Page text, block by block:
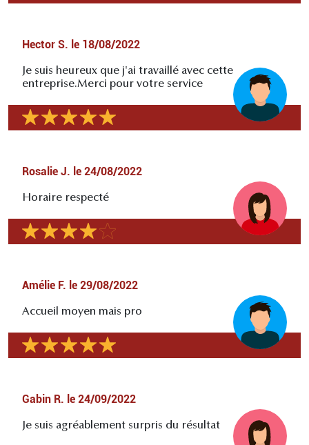
Hector S. le 18/08/2022
Je suis heureux que j'ai travaillé avec cette
entreprise.Merci pour votre service
Rosalie J. le 24/08/2022
Horaire respecté
Amélie F. le 29/08/2022
Accueil moyen mais pro
Gabin R. le 24/09/2022
Je suis agréablement surpris du résultat